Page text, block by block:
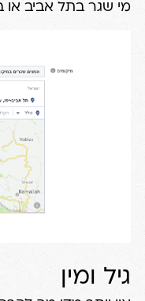
מי שגר בתל אביב או בטווח של
גיל ומין